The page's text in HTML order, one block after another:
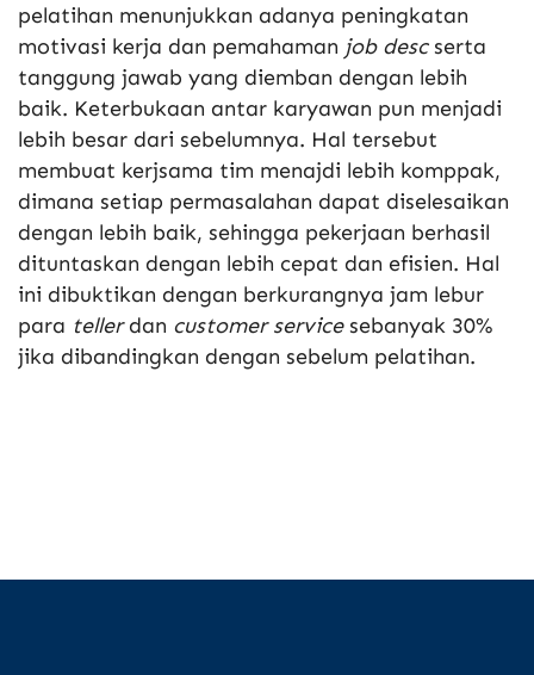
pelatihan menunjukkan adanya peningkatan
motivasi kerja dan pemahaman job descserta
tanggung jawab yang diemban dengan lebih
baik. Keterbukaan antar karyawan pun menjadi
lebih besar dari sebelumnya. Hal tersebut
membuat kerjsama tim menajdi lebih komppak,
dimana setiap permasalahan dapat diselesaikan
dengan lebih baik, sehingga pekerjaan berhasil
dituntaskan dengan lebih cepat dan efisien. Hal
ini dibuktikan dengan berkurangnya jam lebur
para tellerdan customer servicesebanyak 30%
jika dibandingkan dengan sebelum pelatihan.